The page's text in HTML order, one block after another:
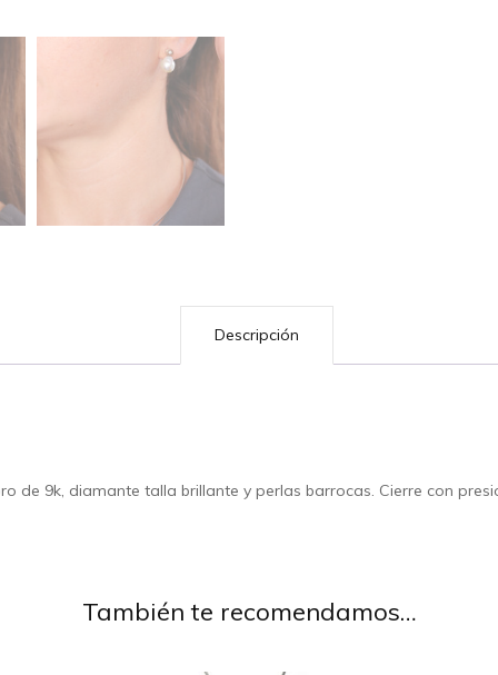
Descripción
de 9k, diamante talla brillante y perlas barrocas. Cierre con
También te recomendamos…